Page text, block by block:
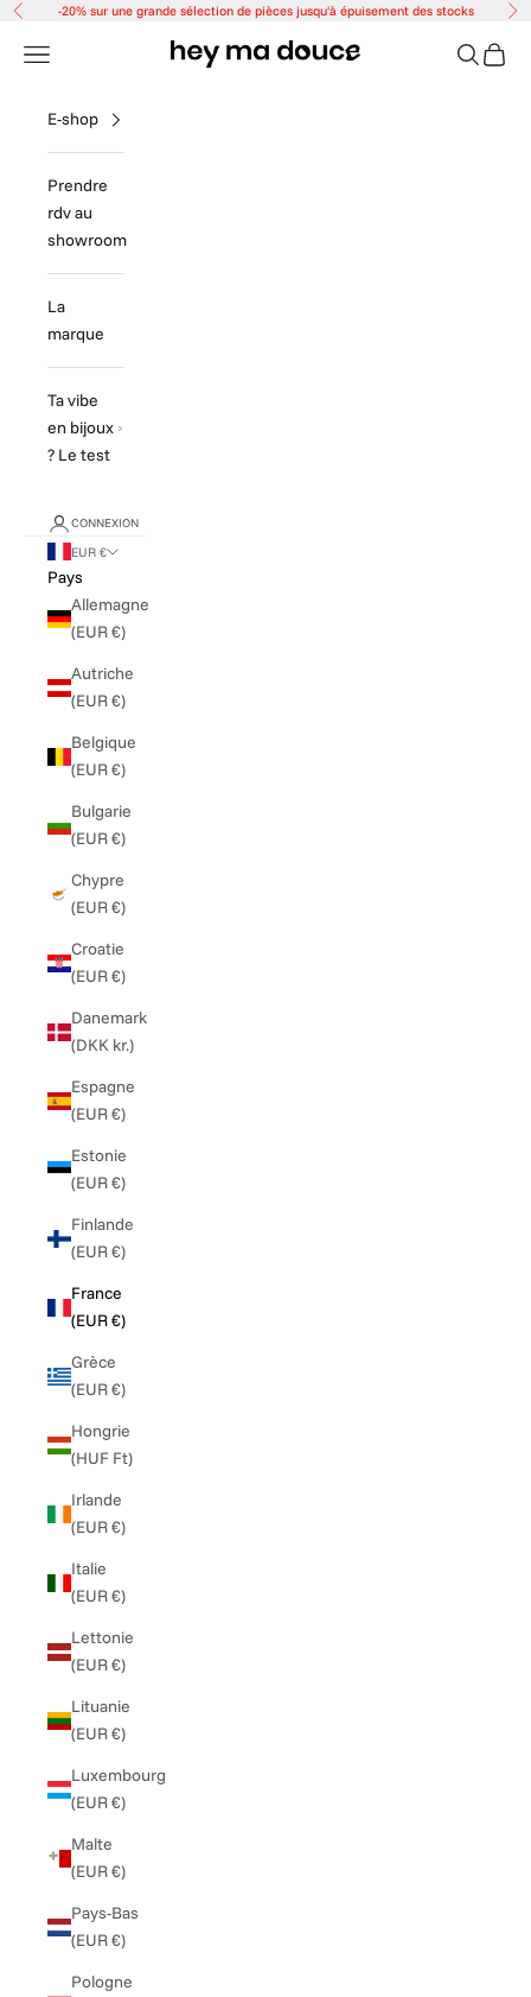
Passer au contenu
Précédent-20% sur une grande sélection de pièces jusqu'à épuisement des stocks
Hey ma douce
Menu Panier
E-shop
Prendre
rdv au
showroom
La
marque
Ta vibe
en bijoux
? Le test
CONNEXION
EUR €
Pays
Allemagne
(EUR €)
Autriche
(EUR €)
Belgique
(EUR €)
Bulgarie
(EUR €)
Chypre
(EUR €)
Croatie
(EUR €)
Danemark
(DKK kr.)
Espagne
(EUR €)
Estonie
(EUR €)
Finlande
(EUR €)
France
(EUR €)
Grèce
(EUR €)
Hongrie
(HUF Ft)
Irlande
(EUR €)
Italie
(EUR €)
Lettonie
(EUR €)
Lituanie
(EUR €)
Luxembourg
(EUR €)
Malte
(EUR €)
Pays-Bas
(EUR €)
Pologne